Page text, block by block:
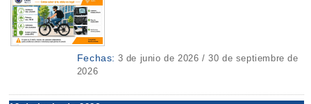
Fechas: 3 de junio de 2026 / 30 de septiembre de
2026